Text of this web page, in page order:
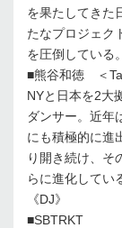
を果たしてきた
たなプロジェク
を圧倒している。
■熊谷和徳 ＜
NYと日本を2大
ダンサー。近年
にも積極的に進
り開き続け、そ
らに進化してい
《DJ》
■SBTRKT